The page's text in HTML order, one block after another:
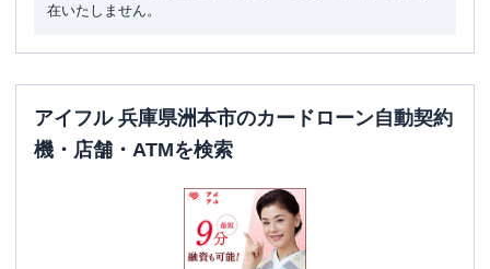
在いたしません。
アイフル 兵庫県洲本市のカードローン自動契約
機・店舗・ATMを検索